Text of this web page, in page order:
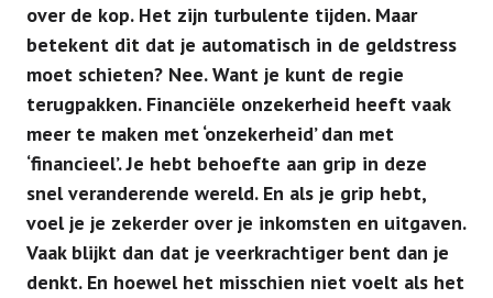
over de kop. Het zijn turbulente tijden. Maar
betekent dit dat je automatisch in de geldstress
moet schieten? Nee. Want je kunt de regie
terugpakken. Financiële onzekerheid heeft vaak
meer te maken met ‘onzekerheid’ dan met
‘financieel’. Je hebt behoefte aan grip in deze
snel veranderende wereld. En als je grip hebt,
voel je je zekerder over je inkomsten en uitgaven.
Vaak blijkt dan dat je veerkrachtiger bent dan je
denkt. En hoewel het misschien niet voelt als het